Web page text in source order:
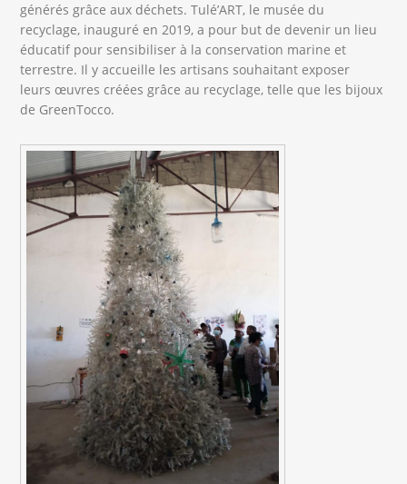
générés grâce aux déchets. Tulé’ART, le musée du
recyclage, inauguré en 2019, a pour but de devenir un lieu
éducatif pour sensibiliser à la conservation marine et
terrestre. Il y accueille les artisans souhaitant exposer
leurs œuvres créées grâce au recyclage, telle que les bijoux
de GreenTocco.